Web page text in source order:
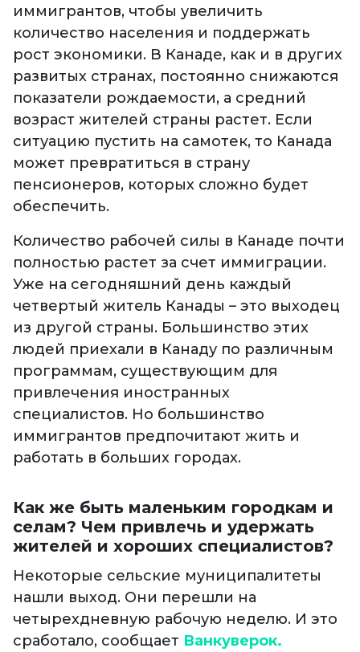
иммигрантов, чтобы увеличить
количество населения и поддержать
рост экономики. В Канаде, как и в других
развитых странах, постоянно снижаются
показатели рождаемости, а средний
возраст жителей страны растет. Если
ситуацию пустить на самотек, то Канада
может превратиться в страну
пенсионеров, которых сложно будет
обеспечить.
Количество рабочей силы в Канаде почти
полностью растет за счет иммиграции.
Уже на сегодняшний день каждый
четвертый житель Канады – это выходец
из другой страны. Большинство этих
людей приехали в Канаду по различным
программам, существующим для
привлечения иностранных
специалистов. Но большинство
иммигрантов предпочитают жить и
работать в больших городах.
Как же быть маленьким городкам и
селам? Чем привлечь и удержать
жителей и хороших специалистов?
Некоторые сельские муниципалитеты
нашли выход. Они перешли на
четырехдневную рабочую неделю. И это
сработало, сообщает Ванкуверок.